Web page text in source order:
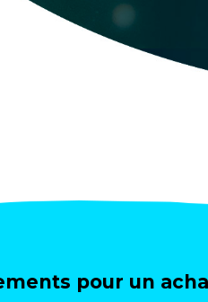
pour un